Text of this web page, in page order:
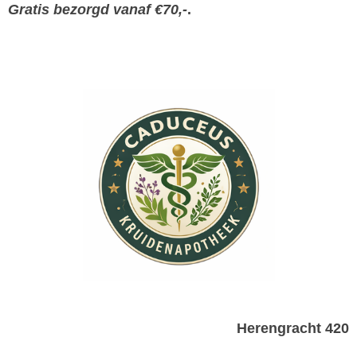
Gratis bezorgd vanaf €70,-.
Herengracht 420